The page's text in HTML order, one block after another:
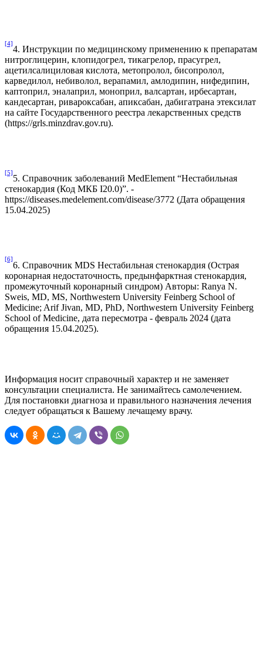
[4]
4. Инструкции по медицинскому применению к препаратам
нитроглицерин, клопидогрел, тикагрелор, прасугрел,
ацетилсалициловая кислота, метопролол, бисопролол,
карведилол, небиволол, верапамил, амлодипин, нифедипин,
каптоприл, эналаприл, моноприл, валсартан, ирбесартан,
кандесартан, ривароксабан, апиксабан, дабигатрана этексилат
на сайте Государственного реестра лекарственных средств
(https://grls.minzdrav.gov.ru).
[5]
5. Справочник заболеваний MedElement “Нестабильная
стенокардия (Код МКБ I20.0)”. -
https://diseases.medelement.com/disease/3772 (Дата обращения
15.04.2025)
[6]
6. Справочник MDS Нестабильная стенокардия (Острая
коронарная недостаточность, предынфарктная стенокардия,
промежуточный коронарный синдром) Авторы: Ranya N.
Sweis, MD, MS, Northwestern University Feinberg School of
Medicine; Arif Jivan, MD, PhD, Northwestern University Feinberg
School of Medicine, дата пересмотра - февраль 2024 (дата
обращения 15.04.2025).
Информация носит справочный характер и не заменяет
консультации специалиста. Не занимайтесь самолечением.
Для постановки диагноза и правильного назначения лечения
следует обращаться к Вашему лечащему врачу.